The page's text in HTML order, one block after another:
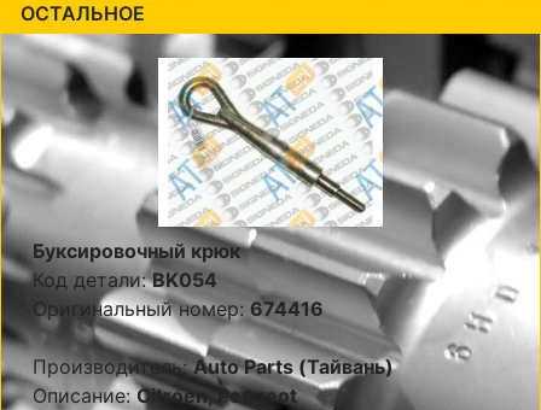
ОСТАЛЬНОЕ
Буксировочный крюк
Код детали:BK054
Оригинальный номер: 674416
Производитель:Auto Parts (Тайвань)
Описание:Citroen, Peugeot